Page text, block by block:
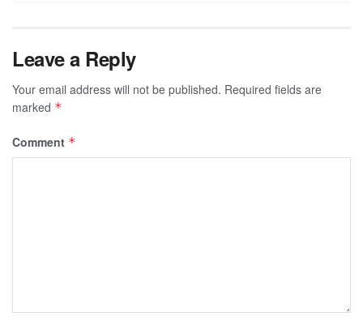
Leave a Reply
Your email address will not be published. Required fields are
marked *
Comment *